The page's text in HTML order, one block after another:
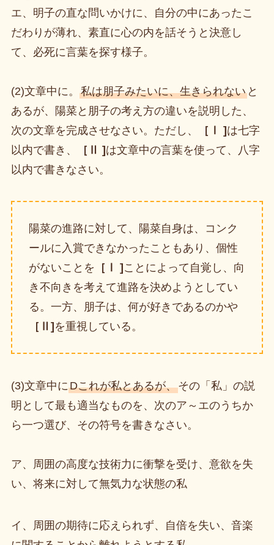
エ、明子の直な問いかけに、自分の中にあったこ
だわりが薄れ、素直に心の内を話そうと決意し
て、必死に言葉を探す様子。
(2)文章中に。 私は朋子みたいに、生きられないと
あるが、陽菜と朋子の考え方の違いを説明した、
次の文章を完成させなさい。ただし、
［Ⅰ ]は七字
以内で書き、
［Ⅱ ]は文章中の言葉を使って、八字
以内で書きなさい。
陽菜の進路に対して、陽菜自身は、コンク
ールに入賞できなかったこともあり、個性
がないことを ［Ⅰ ] ことによって自覚し、向
き不向きを考えて進路を決めようとしてい
る。一方、朋子は、何が好きであるのかや
［Ⅱ] を重視している。
(3)文章中にDこれが私とあるが、その「私」の説
明として最も適当なものを、次のア～エのうちか
ら一つ選び、その符号を書きなさい。
ア、周囲の高度な技術力に衝撃を受け、意欲を失
い、将来に対して無気力な状態の私
イ、周囲の期待に応えられず、自倍を失い、音楽